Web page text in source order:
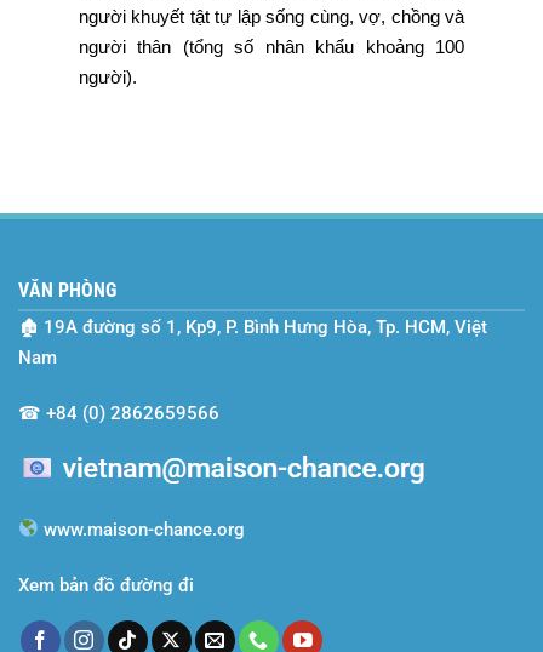
người khuyết tật tự lập sống cùng, vợ, chồng và
người thân (tổng số nhân khẩu khoảng 100
người).
VĂN PHÒNG
🏚 19A đường số 1, Kp9, P. Bình Hưng Hòa, Tp. HCM, Việt
Nam
☎ +84 (0) 2862659566
www.maison-chance.org
Xem bản đồ đường đi